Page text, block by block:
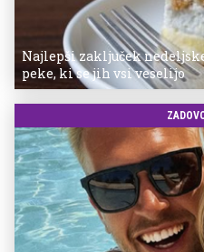
Najlepši zaključek
peke, ki se jih vsi veselijo